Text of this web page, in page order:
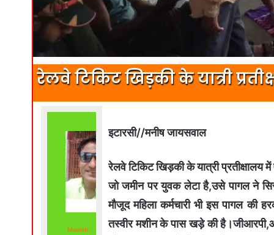
रेलवे टिकिट खिड़की के यात्री
Manish
इटारसी//मनीष जायसवाल
रेलवे टिकिट खिड़की के यात्री
जो जमीन पर युवक लेटा है,उसे पागल ने
मौजूद महिला कर्मचारी भी इस पागल
तस्वीर मशीन के पास खड़े की